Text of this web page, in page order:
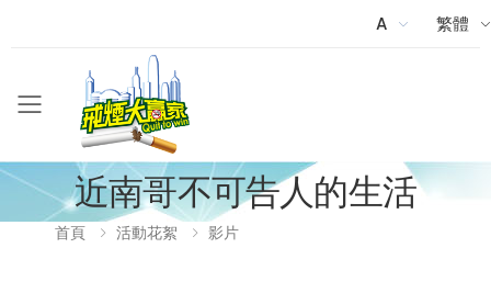
A 繁體
Menu
近南哥不可告人的生活
首頁 活動花絮 影片